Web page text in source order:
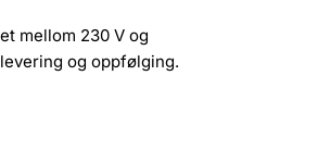
mellom 230 V og
og oppfølging.